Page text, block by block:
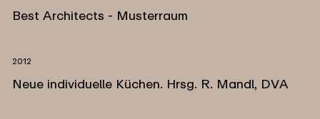
Best Architects - Musterraum
2012
Neue individuelle Küchen. Hrsg. R. Mandl, DVA